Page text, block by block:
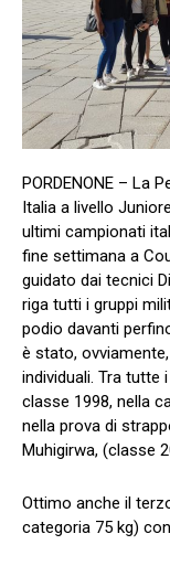
PORDENONE – La
Italia a livello
ultimi campionati
fine settimana a
guidato dai tecnici
riga tutti i gruppi
podio davanti
è stato,
individuali. Tra tutte
classe 1998, nella
nella prova di
Muhigirwa, (classe
Ottimo anche il
categoria 75 kg)